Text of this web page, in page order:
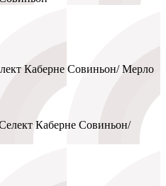
Каберне Совиньон/ Мерло